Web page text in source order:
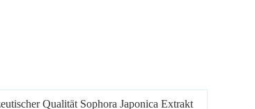
Qualität Sophora Japonica Extrakt